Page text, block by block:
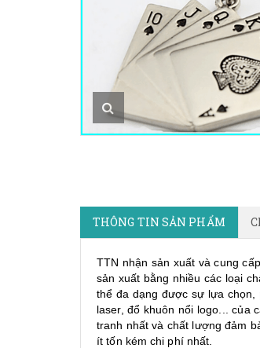
THÔNG TIN SẢN PHẨM
TTN nhận sản xuất và cung cấp
sản xuất bằng nhiều các loại
thể đa dạng được sự lựa
laser, đổ khuôn nổi logo... của
tranh nhất và chất lượng đảm
ít tốn kém chi phí nhất.